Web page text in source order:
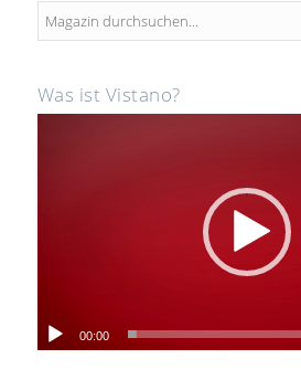
Was ist Vistano?
00:00